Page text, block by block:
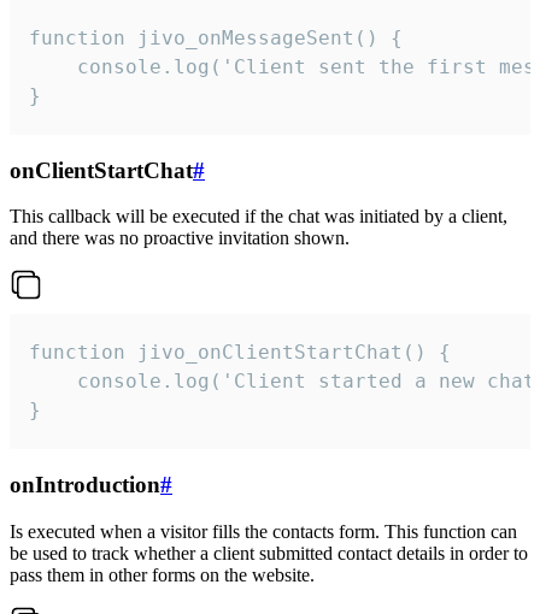
function jivo_onMessageSent() {
console.log('Client sent the first
}
onClientStartChat#
This callback will be executed if the chat was initiated by a client,
and there was no proactive invitation shown.
function jivo_onClientStartChat() {
console.log('Client started a new
}
onIntroduction#
Is executed when a visitor fills the contacts form. This function can
be used to track whether a client submitted contact details in order to
pass them in other forms on the website.